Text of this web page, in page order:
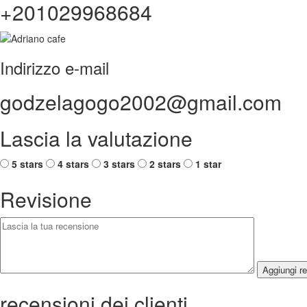
+201029968684
Indirizzo e-mail
godzelagogo2002@gmail.com
Lascia la valutazione
5 stars 4 stars 3 stars 2 stars 1 star
Revisione
Aggiungi